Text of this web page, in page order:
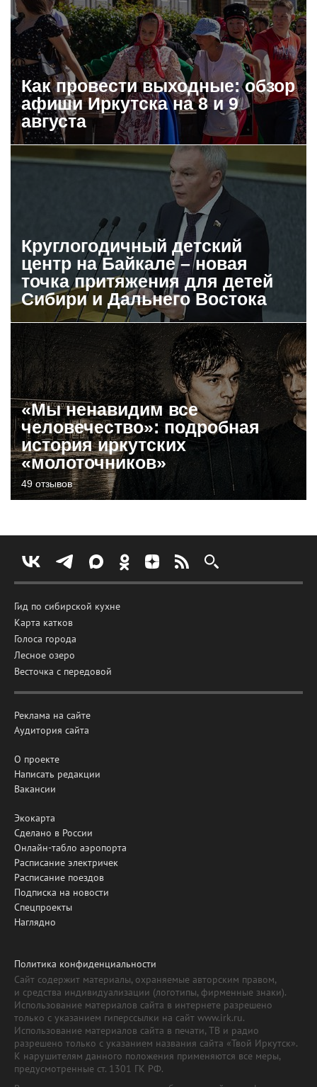
Как провести выходные: обзор
афиши Иркутска на 8 и 9
августа
Круглогодичный детский
центр на Байкале – новая
точка притяжения для детей
Сибири и Дальнего Востока
«Мы ненавидим все
человечество»: подробная
история иркутских
«молоточников»
49 отзывов
Гид по сибирской кухне
Карта катков
Голоса города
Лесное озеро
Весточка с передовой
Реклама на сайте
Аудитория сайта
О проекте
Написать редакции
Вакансии
Экокарта
Сделано в России
Онлайн-табло аэропорта
Расписание электричек
Расписание поездов
Подписка на новости
Спецпроекты
Наглядно
Политика конфиденциальности
Сайт содержит материалы, охраняемые авторским правом,
и средства индивидуализации (логотипы, фирменные знаки).
Использование материалов сайта в интернете разрешено
только с указанием гиперссылки на сайт www.irk.ru.
Использование материалов сайта в печати, ТВ и радио
разрешено только с указанием названия сайта «Твой Иркутск».
К нарушителям данного положения применяются все меры,
предусмотренные ст. 1301 ГК РФ.